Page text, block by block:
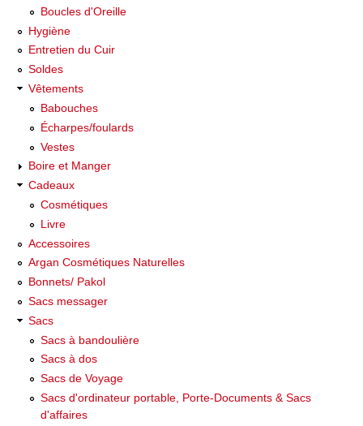
Boucles d'Oreille
Hygiène
Entretien du Cuir
Soldes
Vêtements
Babouches
Écharpes/foulards
Vestes
Boire et Manger
Cadeaux
Cosmétiques
Livre
Accessoires
Argan Cosmétiques Naturelles
Bonnets/ Pakol
Sacs messager
Sacs
Sacs à bandoulière
Sacs à dos
Sacs de Voyage
Sacs d'ordinateur portable, Porte-Documents & Sacs
d'affaires